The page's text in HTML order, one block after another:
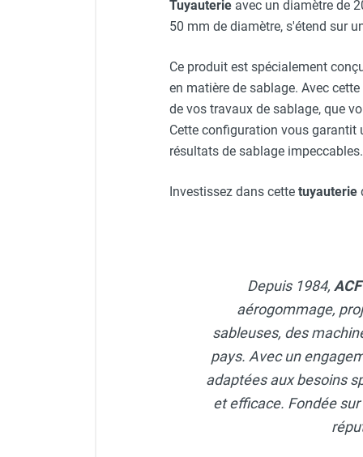
APPAREIL DE MESURE
ACCESSOIRES ET
FOURNITURES
Tuyauterie avec un diamètre de
50 mm de diamètre, s'étend sur
Ce produit est spécialement
en matière de sablage. Avec cette
de vos travaux de sablage, que
Cette configuration vous
résultats de sablage impeccables.
Investissez dans cette tuyauterie
Depuis 1984,
aérogommage,
sableuses, des
pays. Avec un
adaptées aux besoins
et efficace. Fondée